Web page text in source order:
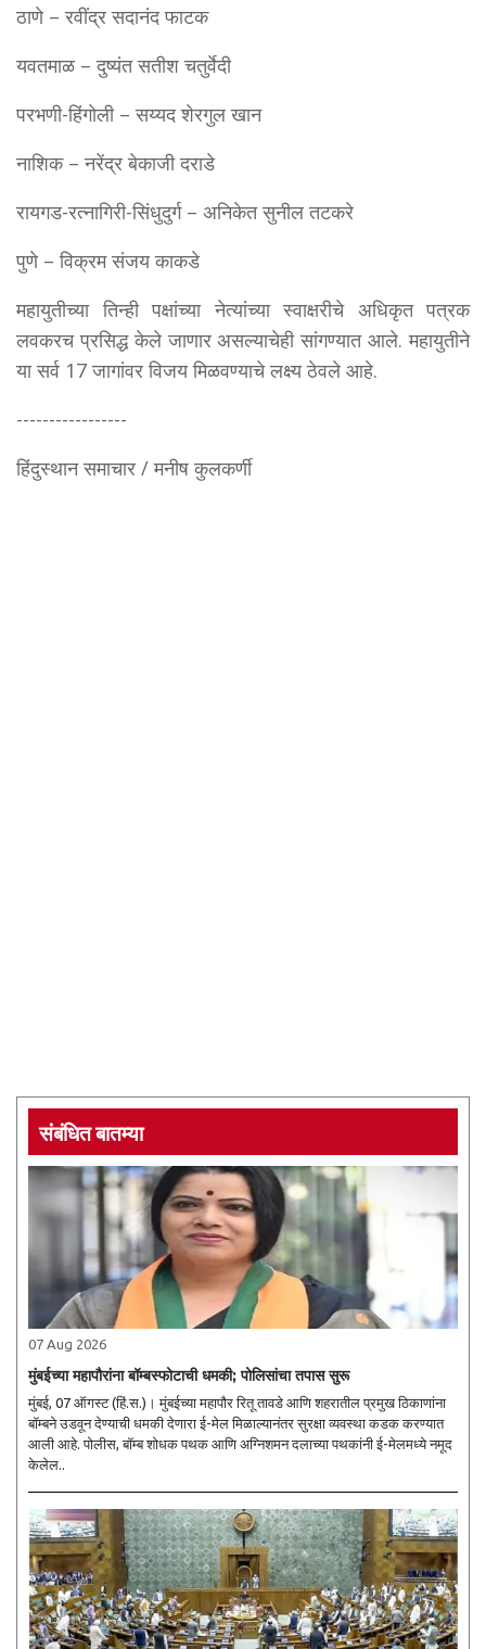
ठाणे – रवींद्र सदानंद फाटक
यवतमाळ – दुष्यंत सतीश चतुर्वेदी
परभणी-हिंगोली – सय्यद शेरगुल खान
नाशिक – नरेंद्र बेकाजी दराडे
रायगड-रत्नागिरी-सिंधुदुर्ग – अनिकेत सुनील तटकरे
पुणे – विक्रम संजय काकडे
महायुतीच्या तिन्ही पक्षांच्या नेत्यांच्या स्वाक्षरीचे अधिकृत पत्रक
लवकरच प्रसिद्ध केले जाणार असल्याचेही सांगण्यात आले. महायुतीने
या सर्व 17 जागांवर विजय मिळवण्याचे लक्ष्य ठेवले आहे.
-----------------
हिंदुस्थान समाचार / मनीष कुलकर्णी
संबंधित बातम्या
07 Aug 2026
मुंबईच्या महापौरांना बॉम्बस्फोटाची धमकी; पोलिसांचा तपास सुरू
मुंबई, 07 ऑगस्ट (हिं.स.)। मुंबईच्या महापौर रितू तावडे आणि शहरातील प्रमुख ठिकाणांना
बॉम्बने उडवून देण्याची धमकी देणारा ई-मेल मिळाल्यानंतर सुरक्षा व्यवस्था कडक करण्यात
आली आहे. पोलीस, बॉम्ब शोधक पथक आणि अग्निशमन दलाच्या पथकांनी ई-मेलमध्ये नमूद
केलेल..